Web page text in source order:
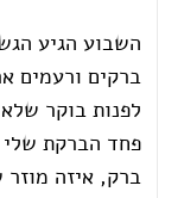
השבוע הגיע
ברקים ורעמים
לפנות בוקר
פחד הברקת
ברק, איזה